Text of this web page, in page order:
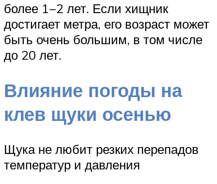
более 1−2 лет. Если хищник
достигает метра, его возраст может
быть очень большим, в том числе
до 20 лет.
Влияние погоды на
клев щуки осенью
Щука не любит резких перепадов
температур и давления